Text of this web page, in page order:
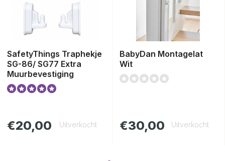
SafetyThings Traphekje
SG-86/ SG77 Extra
Muurbevestiging
€20,00 Uitverkocht
BabyDan Montagelat
Wit
€30,00 Uitverkocht